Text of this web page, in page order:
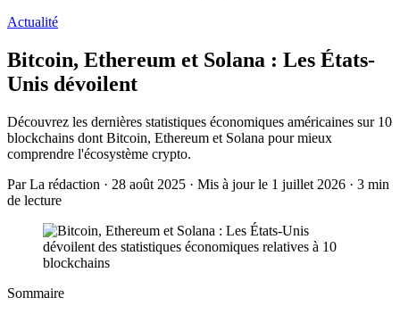
Actualité
Bitcoin, Ethereum et Solana : Les États-
Unis dévoilent
Découvrez les dernières statistiques économiques américaines sur 10
blockchains dont Bitcoin, Ethereum et Solana pour mieux
comprendre l'écosystème crypto.
Par La rédaction · 28 août 2025 · Mis à jour le 1 juillet 2026 · 3 min
de lecture
Sommaire